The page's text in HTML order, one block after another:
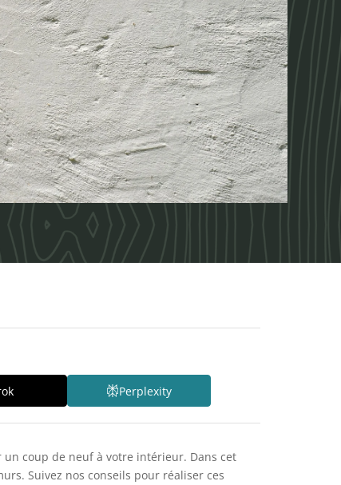
Perplexity
coup de neuf à votre intérieur. Dans cet
Suivez nos conseils pour réaliser ces